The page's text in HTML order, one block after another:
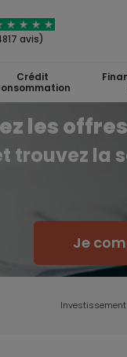
avis)
Crédit
les
trouvez la
Je